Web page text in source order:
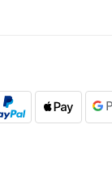
beschert ! Ist super